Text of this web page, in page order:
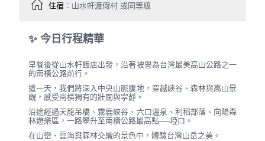
住宿：山水軒渡假村 或同等級
✨ 今日行程精華
早餐後從山水軒飯店出發，沿著被譽為台灣最美高山公路之一
的南橫公路前行。
這一天，我們將深入中央山脈腹地，穿越峽谷、森林與高山景
觀，感受南橫獨有的壯闊與寧靜。
沿途經過天龍吊橋、霧鹿峽谷、六口溫泉、利稻部落、向陽森
林遊樂區，一路攀升至南橫公路最高點──埡口。
在山巒、雲海與森林交織的景色中，體驗台灣山岳之美。